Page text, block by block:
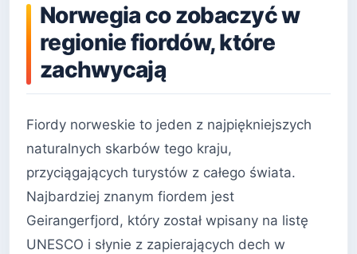
Norwegia co zobaczyć w
regionie fiordów, które
zachwycają
Fiordy norweskie to jeden z najpiękniejszych
naturalnych skarbów tego kraju,
przyciągających turystów z całego świata.
Najbardziej znanym fiordem jest
Geirangerfjord, który został wpisany na listę
UNESCO i słynie z zapierających dech w